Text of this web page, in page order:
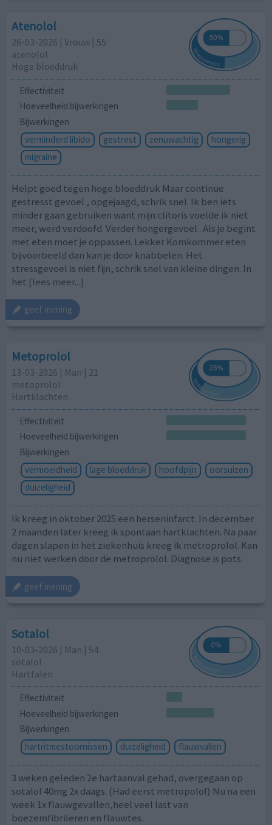
Atenolol
26-03-2026 | Vrouw | 55
atenolol
Hoge bloeddruk
Effectiviteit
Hoeveelheid bijwerkingen
Bijwerkingen
verminderd libido
gestrest zenuwachtig
hongerig
migraine
Helpt goed tegen hoge bloeddruk Maar continue
gestresst gevoel , opgejaagd, schrik snel. Ik ben iets
minder gaan gebruiken want mijn clitoris voelde ik niet
meer, werd verdoofd. Verder hongergevoel . Als je begint
met eten moet je oppassen. Lekker Komkommer eten
bijvoorbeeld dan kan je door knabbelen. Het
stressgevoel is niet fijn, schrik snel van kleine dingen. In
het [lees meer...]
geef mening
Metoprolol
13-03-2026 | Man | 21
metoprolol
Hartklachten
Effectiviteit
Hoeveelheid bijwerkingen
Bijwerkingen
vermoeidheid
lage bloeddruk hoofdpijn
oorsuizen
duizeligheid
Ik kreeg in oktober 2025 een herseninfarct. In december
2 maanden later kreeg ik spontaan hartklachten. Na paar
dagen slapen in het ziekenhuis kreeg ik metroprolol. Kan
nu niet werken door de metroprolol. Diagnose is pots.
geef mening
Sotalol
10-03-2026 | Man | 54
sotalol
Hartfalen
Effectiviteit
Hoeveelheid bijwerkingen
Bijwerkingen
hartritmestoornissen
duizeligheid flauwvallen
3 weken geleden 2e hartaanval gehad, overgegaan op
sotalol 40mg 2x daags. (Had eerst metropolol) Nu na een
week 1x flauwgevallen,heel veel last van
boezemfibrileren en flauwtes.